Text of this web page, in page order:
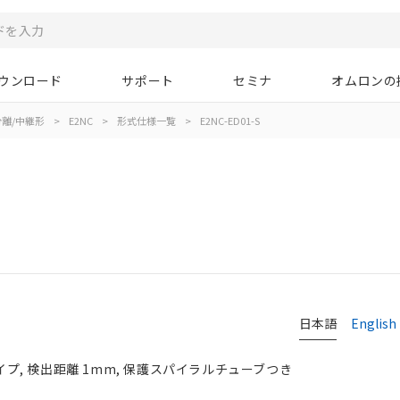
ンロード サポート セミナ オムロン
/中継形 > E2NC > 形式仕様一覧 > E2NC-ED01-S
日本語 English
, 検出距離 1mm, 保護スパイラルチューブつき